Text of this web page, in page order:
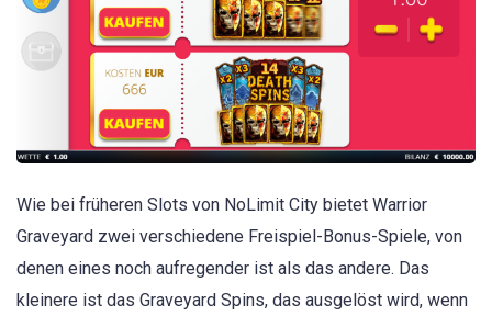
Wie bei früheren Slots von NoLimit City bietet Warrior
Graveyard zwei verschiedene Freispiel-Bonus-Spiele, von
denen eines noch aufregender ist als das andere. Das
kleinere ist das Graveyard Spins, das ausgelöst wird, wenn